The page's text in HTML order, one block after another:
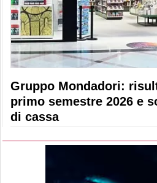
Gruppo Mondadori:
primo semestre 2026 e
di cassa